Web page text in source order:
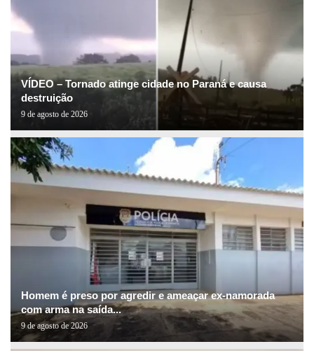
VÍDEO – Tornado atinge cidade no Paraná e causa
destruição
9 de agosto de 2026
Homem é preso por agredir e ameaçar ex-namorada
com arma na saída...
9 de agosto de 2026